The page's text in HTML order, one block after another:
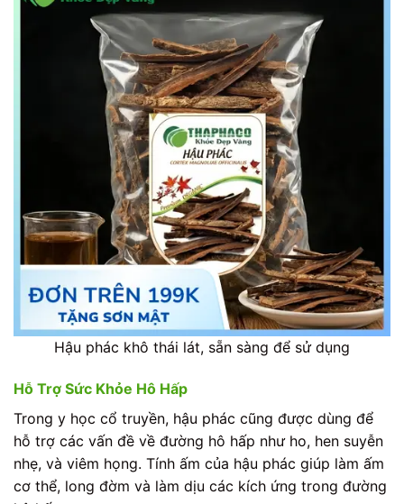
Hậu phác khô thái lát, sẵn sàng để sử dụng
Hỗ Trợ Sức Khỏe Hô Hấp
Trong y học cổ truyền, hậu phác cũng được dùng để
hỗ trợ các vấn đề về đường hô hấp như ho, hen suyễn
nhẹ, và viêm họng. Tính ấm của hậu phác giúp làm ấm
cơ thể, long đờm và làm dịu các kích ứng trong đường